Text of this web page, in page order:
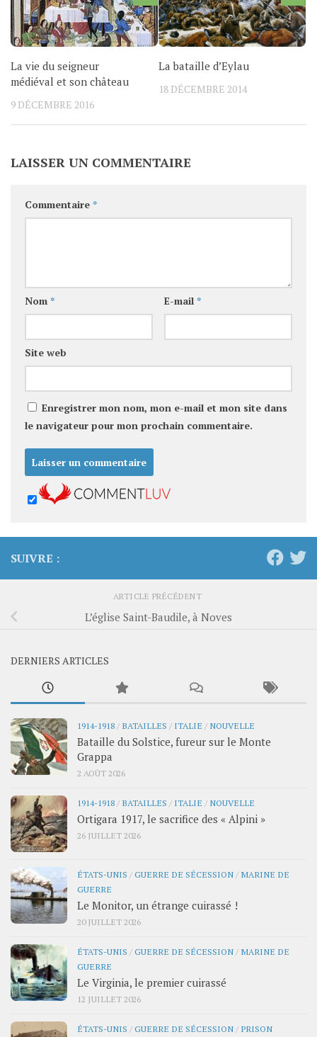
La vie du seigneur
médiéval et son château
9 DÉCEMBRE 2016
La bataille d’Eylau
18 DÉCEMBRE 2014
LAISSER UN COMMENTAIRE
Commentaire *
Nom * E-mail *
Site web
Enregistrer mon nom, mon e-mail et mon site dans
le navigateur pour mon prochain commentaire.
SUIVRE :
ARTICLE PRÉCÉDENT
L’église Saint-Baudile, à Noves
DERNIERS ARTICLES
1914-1918 / BATAILLES / ITALIE / NOUVELLE
Bataille du Solstice, fureur sur le Monte
Grappa
2 AOÛT 2026
1914-1918 / BATAILLES / ITALIE / NOUVELLE
Ortigara 1917, le sacrifice des « Alpini »
26 JUILLET 2026
ÉTATS-UNIS /GUERRE DE SÉCESSION / MARINE DE
GUERRE
Le Monitor, un étrange cuirassé !
20 JUILLET 2026
ÉTATS-UNIS /GUERRE DE SÉCESSION / MARINE DE
GUERRE
Le Virginia, le premier cuirassé
12 JUILLET 2026
ÉTATS-UNIS /GUERRE DE SÉCESSION / PRISON